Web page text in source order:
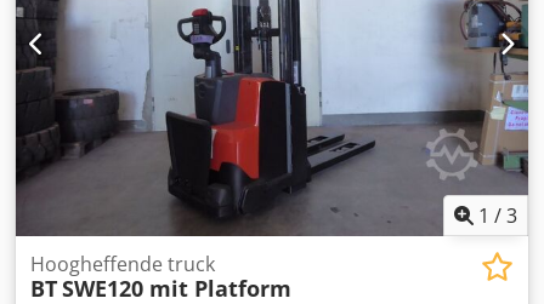
1 /3
Hoogheffende truck
BTSWE120 mit Platform